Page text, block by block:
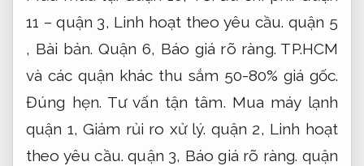
11 – quận 3, Linh hoạt theo yêu cầu. quận 5
, Bài bản. Quận 6, Báo giá rõ ràng. TP.HCM
và các quận khác thu sắm 50-80% giá gốc.
Đúng hẹn. Tư vấn tận tâm. Mua máy lạnh
quận 1,Giảm rủi ro xử lý. quận 2, Linh hoạt
theo yêu cầu. quận 3, Báo giá rõ ràng. quận